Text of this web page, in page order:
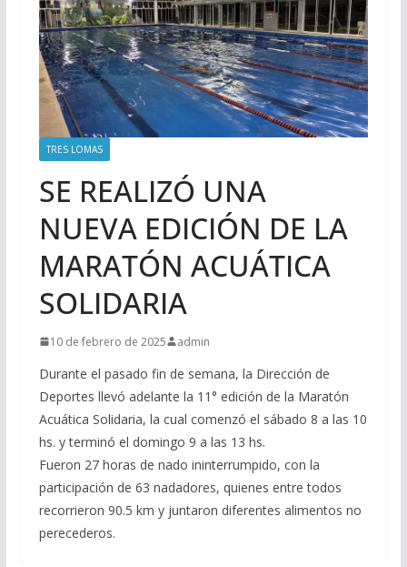
TRES LOMAS
SE REALIZÓ UNA
NUEVA EDICIÓN DE LA
MARATÓN ACUÁTICA
SOLIDARIA
10 de febrero de 2025 admin
Durante el pasado fin de semana, la Dirección de
Deportes llevó adelante la 11° edición de la Maratón
Acuática Solidaria, la cual comenzó el sábado 8 a las 10
hs. y terminó el domingo 9 a las 13 hs.
Fueron 27 horas de nado ininterrumpido, con la
participación de 63 nadadores, quienes entre todos
recorrieron 90.5 km y juntaron diferentes alimentos no
perecederos.